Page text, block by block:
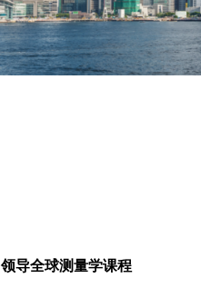
领导全球测量学课程